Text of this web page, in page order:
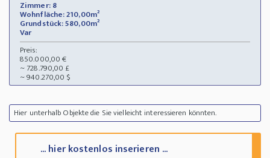
Zimmer: 8
Wohnfläche: 210,00m²
Grundstück: 580,00m²
Var
Preis:
850.000,00 €
~ 728.790,00 £
~ 940.270,00 $
Hier unterhalb Objekte die Sie vielleicht interessieren könnten.
... hier kostenlos inserieren ...